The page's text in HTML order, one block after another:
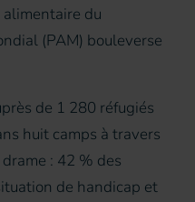
alimentaire du
(PAM) bouleverse
de 1 280 réfugiés
huit camps à travers
: 42 % des
de handicap et